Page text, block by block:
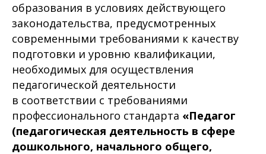
образования в условиях действующего
законодательства, предусмотренных
современными требованиями к качеству
подготовки и уровню квалификации,
необходимых для осуществления
педагогической деятельности
в соответствии с требованиями
профессионального стандарта «Педагог
(педагогическая деятельность в сфере
дошкольного, начального общего,